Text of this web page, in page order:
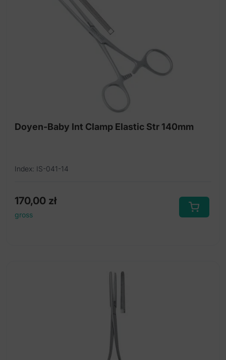
Doyen-Baby Int Clamp Elastic Str 140mm
Index: IS-041-14
170,00 zł
gross